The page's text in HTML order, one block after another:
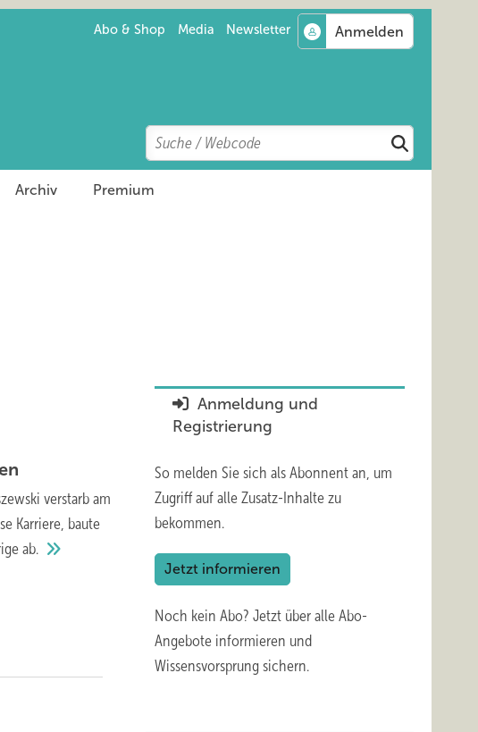
Abo & Shop Media Newsletter
Search
Suchen
Archiv Premium
verstarb am
Karriere, baute
ab.
Anmeldung und
Registrierung
So melden Sie sich als Abonnent an, um
Zugriff auf alle Zusatz-Inhalte zu
bekommen.
Jetzt informieren
Noch kein Abo? Jetzt über alle Abo-
Angebote informieren und
Wissensvorsprung sichern.